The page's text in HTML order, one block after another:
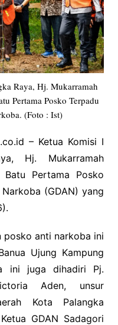
Raya, Hj. Mukarramah
Pertama Posko Terpadu
(Foto : Ist)
– Ketua Komisi I
Hj. Mukarramah
Batu Pertama Posko
(GDAN) yang
posko anti narkoba ini
Ujung Kampung
ini juga dihadiri Pj.
Aden, unsur
Kota Palangka
GDAN Sadagori